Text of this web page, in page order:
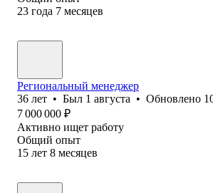
23 года 7 месяцев
Региональный менеджер
36 лет • Был 1 августа • Обновлено
7 000 000 ₽
Активно ищет работу
Общий опыт
15 лет 8 месяцев